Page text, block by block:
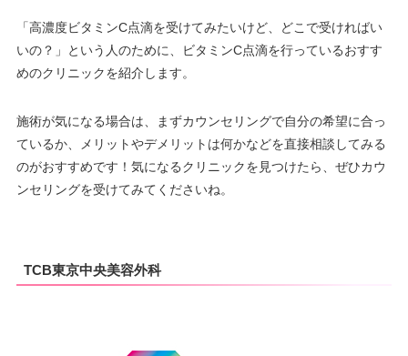
「高濃度ビタミンC点滴を受けてみたいけど、どこで受ければい
いの？」という人のために、ビタミンC点滴を行っているおすす
めのクリニックを紹介します。
施術が気になる場合は、まずカウンセリングで自分の希望に合っ
ているか、メリットやデメリットは何かなどを直接相談してみる
のがおすすめです！気になるクリニックを見つけたら、ぜひカウ
ンセリングを受けてみてくださいね。
TCB東京中央美容外科